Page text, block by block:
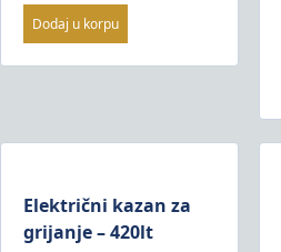
Dodaj u korpu
Električni kazan za
grijanje – 420lt